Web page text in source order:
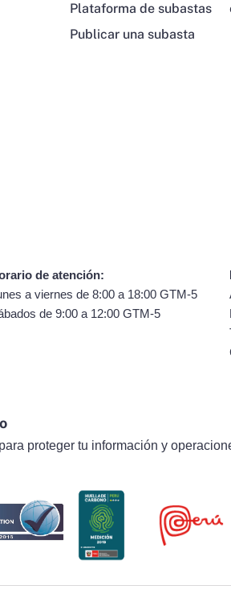
Plataforma de subastas
Publicar una subasta
de atención:
a viernes de 8:00 a 18:00 GTM-5
de 9:00 a 12:00 GTM-5
proteger tu información y